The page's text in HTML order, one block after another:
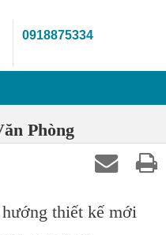
0918875334
Phòng
thiết kế mới